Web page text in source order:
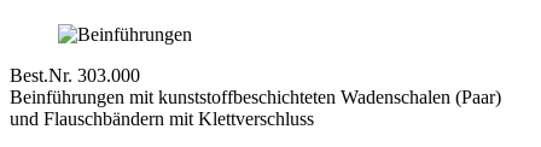
Best.Nr. 303.000
Beinführungen mit kunststoffbeschichteten Wadenschalen (Paar)
und Flauschbändern mit Klettverschluss